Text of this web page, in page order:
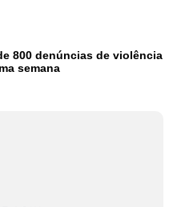
800 denúncias de violência
semana